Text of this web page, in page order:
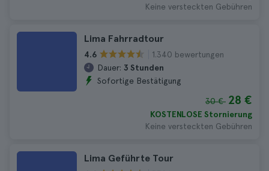
Keine versteckten Gebühren
Lima Fahrradtour
4.6
1.340 bewertungen
Dauer: 3 Stunden
Sofortige Bestätigung
30 € 28 €
KOSTENLOSE Stornierung
Keine versteckten Gebühren
Lima Geführte Tour